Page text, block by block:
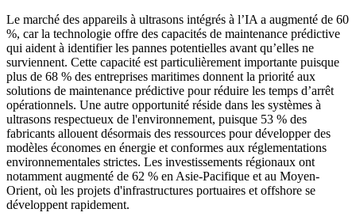
Le marché des appareils à ultrasons intégrés à l’IA a augmenté de 60
%, car la technologie offre des capacités de maintenance prédictive
qui aident à identifier les pannes potentielles avant qu’elles ne
surviennent. Cette capacité est particulièrement importante puisque
plus de 68 % des entreprises maritimes donnent la priorité aux
solutions de maintenance prédictive pour réduire les temps d’arrêt
opérationnels. Une autre opportunité réside dans les systèmes à
ultrasons respectueux de l'environnement, puisque 53 % des
fabricants allouent désormais des ressources pour développer des
modèles économes en énergie et conformes aux réglementations
environnementales strictes. Les investissements régionaux ont
notamment augmenté de 62 % en Asie-Pacifique et au Moyen-
Orient, où les projets d'infrastructures portuaires et offshore se
développent rapidement.